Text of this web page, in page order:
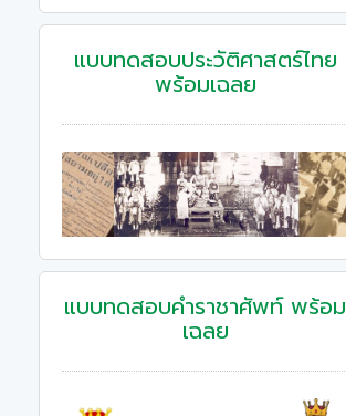
แบบทดสอบประวัติศาสตร์ไทย
พร้อมเฉลย
แบบทดสอบคําราชาศัพท์ พร้อม
เฉลย